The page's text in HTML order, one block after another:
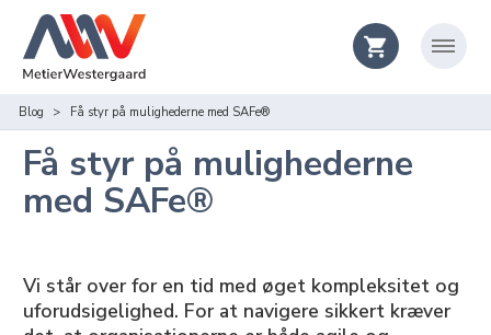
Blog Få styr på mulighederne med SAFe®
Få styr på mulighederne
med SAFe®
Vi står over for en tid med øget kompleksitet og
uforudsigelighed. For at navigere sikkert kræver